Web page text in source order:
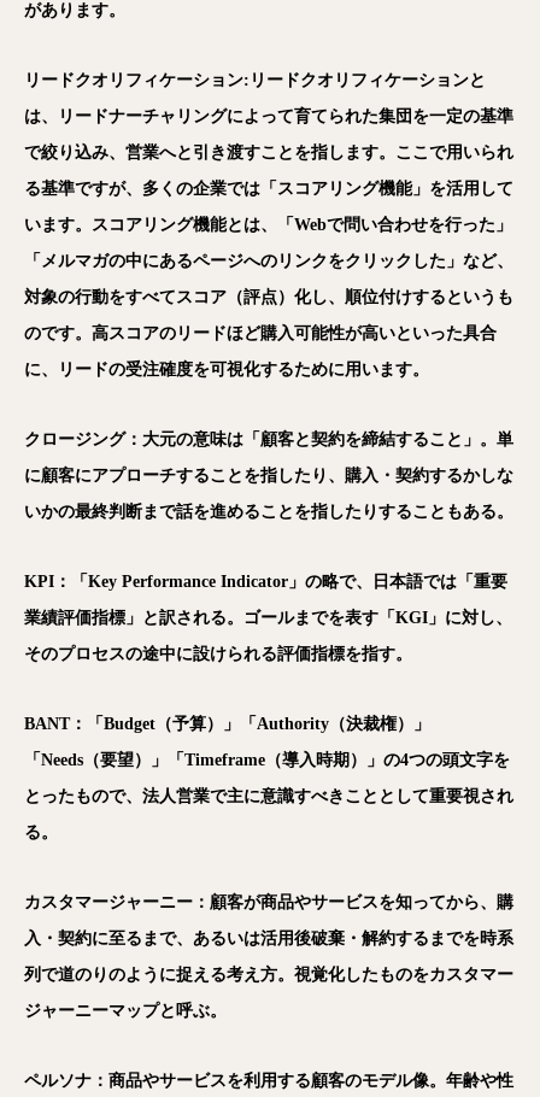
があります。
リードクオリフィケーション:リードクオリフィケーションと
は、リードナーチャリングによって育てられた集団を一定の基準
で絞り込み、営業へと引き渡すことを指します。ここで用いられ
る基準ですが、多くの企業では「スコアリング機能」を活用して
います。スコアリング機能とは、「Webで問い合わせを行った」
「メルマガの中にあるページへのリンクをクリックした」など、
対象の行動をすべてスコア（評点）化し、順位付けするというも
のです。高スコアのリードほど購入可能性が高いといった具合
に、リードの受注確度を可視化するために用います。
クロージング：大元の意味は「顧客と契約を締結すること」。単
に顧客にアプローチすることを指したり、購入・契約するかしな
いかの最終判断まで話を進めることを指したりすることもある。
KPI ：「Key Performance Indicator」の略で、日本語では「重要
業績評価指標」と訳される。ゴールまでを表す「KGI」に対し、
そのプロセスの途中に設けられる評価指標を指す。
BANT：「Budget（予算）」「Authority（決裁権）」
「Needs（要望）」「Timeframe（導入時期）」の4つの頭文字を
とったもので、法人営業で主に意識すべきこととして重要視され
る。
カスタマージャーニー：顧客が商品やサービスを知ってから、購
入・契約に至るまで、あるいは活用後破棄・解約するまでを時系
列で道のりのように捉える考え方。視覚化したものをカスタマー
ジャーニーマップと呼ぶ。
ペルソナ：商品やサービスを利用する顧客のモデル像。年齢や性